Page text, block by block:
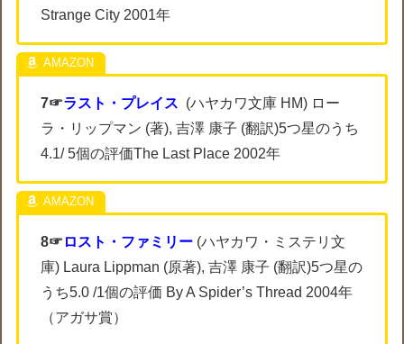
Strange City 2001年
7☞ラスト・プレイス (ハヤカワ文庫 HM) ロー
ラ・リップマン (著), 吉澤 康子 (翻訳)5つ星のうち
4.1/ 5個の評価The Last Place 2002年
8☞ ロスト・ファミリー (ハヤカワ・ミステリ文
庫) Laura Lippman (原著), 吉澤 康子 (翻訳)5つ星の
うち5.0 /1個の評価 By A Spider’s Thread 2004年
（アガサ賞）